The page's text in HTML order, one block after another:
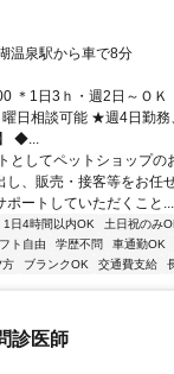
温泉駅から車で8分
＊1日3ｈ・週2日～ＯＫ
日相談可能 ★週4日勤
◆...
としてペットショップの
し、販売・接客等をお任
ポートしていただくこと...
1日4時間以内OK 土日祝のみ
ト自由 学歴不問 車通勤OK
方 ブランクOK 交通費支給
診医師